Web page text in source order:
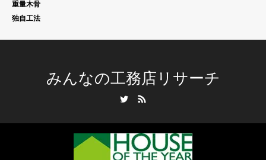
重量木骨
独自工法
みんなの工務店リサーチ